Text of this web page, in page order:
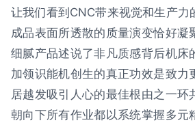
让我们看到CNC带来视觉和生产力
成品表面所透散的质量演变恰好凝
细腻产品述说了非凡质感背后机床
加领识能机创生的真正功效是致力
居越发吸引人心的最佳根由之一环
朝向下所有作业都以系统掌握多元